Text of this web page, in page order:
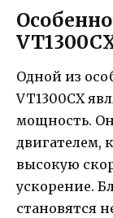
Одной из
VT1300CX
мощность.
двигателем,
высокую
ускорение.
становятся